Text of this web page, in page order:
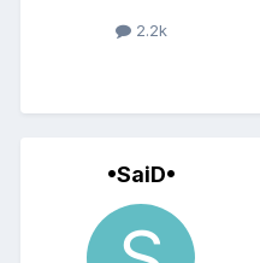
2.2k
•SaiD•